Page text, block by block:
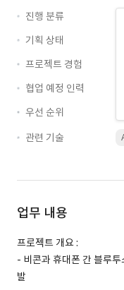
진행 분류
기획 상태
프로젝트 경험
협업 예정 인력
우선 순위
관련 기술
업무 내용
프로젝트 개요 :
- 비콘과 휴대폰 간 블루
발